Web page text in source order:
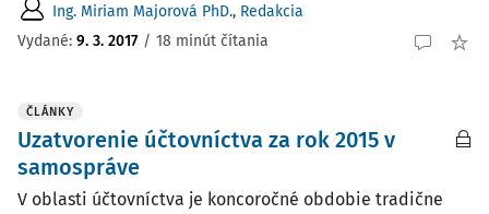
Ing. Miriam Majorová PhD., Redakcia
Vydané: 9. 3. 2017 / 18 minút čítania
ČLÁNKY
Uzatvorenie účtovníctva za rok 2015 v
samospráve
V oblasti účtovníctva je koncoročné obdobie tradične